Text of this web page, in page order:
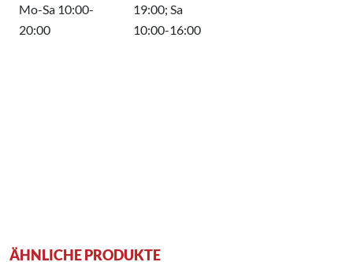
Mo-Sa 10:00-
20:00
19:00; Sa
10:00-16:00
ÄHNLICHE PRODUKTE